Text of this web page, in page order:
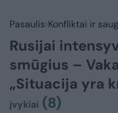
Pasaulis Konfliktai ir
Rusijai
smūgius –
„Situacija yra
įvykiai (8)